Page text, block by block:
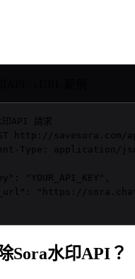
API 請求
http://savesora.com/
Type: application/
"
YOUR_API_KEY ",
Sora水印API？